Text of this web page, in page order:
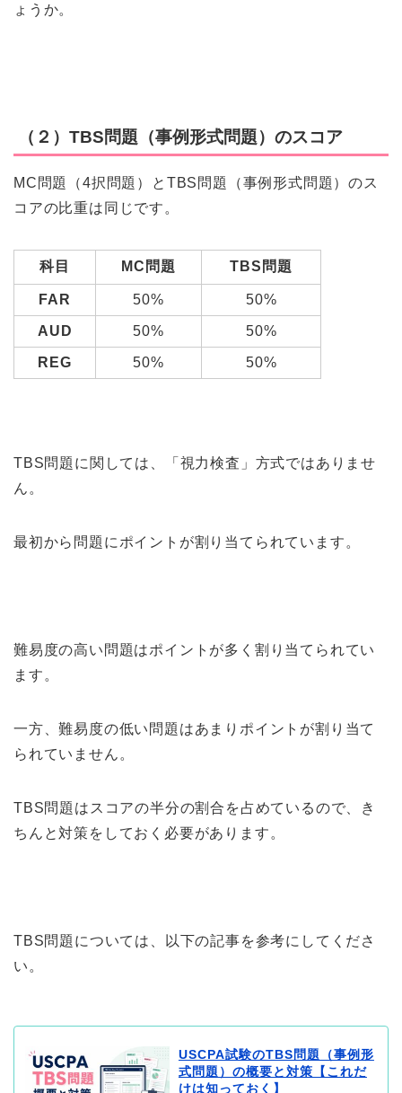
ょうか。
（２）TBS問題（事例形式問題）のスコア
MC問題（4択問題）とTBS問題（事例形式問題）のス
コアの比重は同じです。
科目 MC問題 TBS問題
FAR 50% 50%
AUD 50% 50%
REG 50% 50%
TBS問題に関しては、「視力検査」方式ではありませ
ん。
最初から問題にポイントが割り当てられています。
難易度の高い問題はポイントが多く割り当てられてい
ます。
一方、難易度の低い問題はあまりポイントが割り当て
られていません。
TBS問題はスコアの半分の割合を占めているので、き
ちんと対策をしておく必要があります。
TBS問題については、以下の記事を参考にしてくださ
い。
USCPA試験のTBS問題（事例形
式問題）の概要と対策【これだ
けは知っておく】